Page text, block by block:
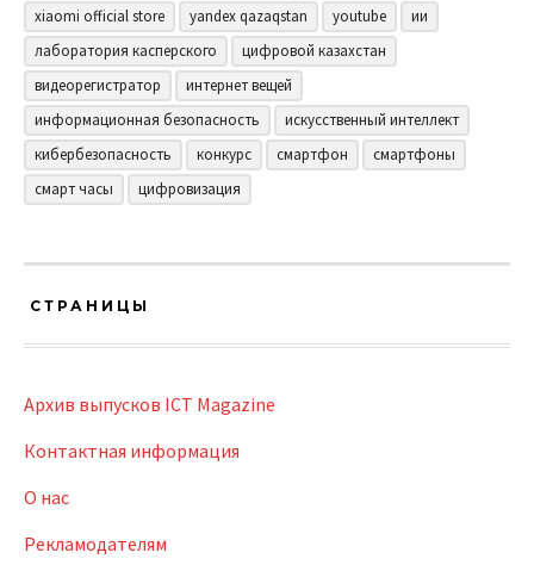
xiaomi official store
yandex qazaqstan youtube
ии
лаборатория касперского
цифровой казахстан
видеорегистратор
интернет вещей
информационная безопасность
искусственный интеллект
кибербезопасность
конкурс смартфон
смартфоны
смарт часы
цифровизация
СТРАНИЦЫ
Архив выпусков ICT Magazine
Контактная информация
О нас
Рекламодателям